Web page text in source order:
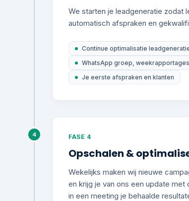
We starten je leadgeneratie zodat
automatisch afspraken en
Continue optimalisatie
WhatsApp groep,
Je eerste afspraken en klanten
4 FASE 4
Opschalen &
Wekelijks maken wij nieuwe
en krijg je van ons een update
in een meeting je behaalde